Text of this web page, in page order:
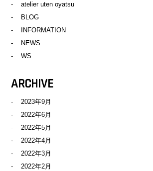
atelier uten oyatsu
BLOG
INFORMATION
NEWS
WS
ARCHIVE
2023年9月
2022年6月
2022年5月
2022年4月
2022年3月
2022年2月